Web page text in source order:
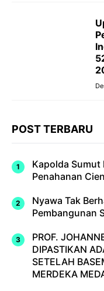
POST TERBARU
Kapolda Sumut
Penahanan
Nyawa Tak
Pembangunan
PROF.
DIPASTIKAN
SETELAH
MERDEKA